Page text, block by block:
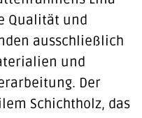
Qualität und
ausschließlich
und
Der
Schichtholz, das